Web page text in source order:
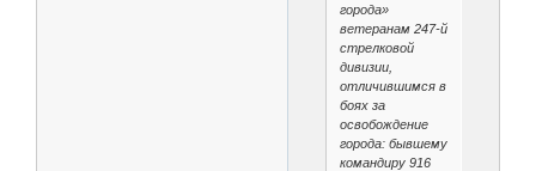
города»
ветеранам 247-й
стрелковой
дивизии,
отличившимся в
боях за
освобождение
города: бывшему
командиру 916